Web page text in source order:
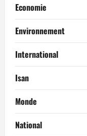
Economie
Environnement
International
Isan
Monde
National